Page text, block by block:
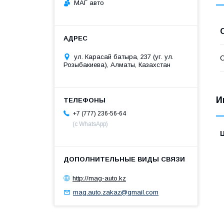
МАГ авто
ул. Карасай батыра, 237 (уг. ул.
Розыбакиева), Алматы, Казахстан
+7 (777) 236-56-64
(с WhatsApp)
http://mag-auto.kz
mag.auto.zakaz@gmail.com